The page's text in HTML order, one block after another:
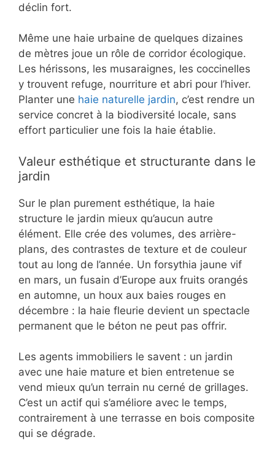
déclin fort.
Même une haie urbaine de quelques dizaines
de mètres joue un rôle de corridor écologique.
Les hérissons, les musaraignes, les coccinelles
y trouvent refuge, nourriture et abri pour l’hiver.
Planter une haie naturelle jardin, c’est rendre un
service concret à la biodiversité locale, sans
effort particulier une fois la haie établie.
Valeur esthétique et structurante dans le
jardin
Sur le plan purement esthétique, la haie
structure le jardin mieux qu’aucun autre
élément. Elle crée des volumes, des arrière-
plans, des contrastes de texture et de couleur
tout au long de l’année. Un forsythia jaune vif
en mars, un fusain d’Europe aux fruits orangés
en automne, un houx aux baies rouges en
décembre : la haie fleurie devient un spectacle
permanent que le béton ne peut pas offrir.
Les agents immobiliers le savent : un jardin
avec une haie mature et bien entretenue se
vend mieux qu’un terrain nu cerné de grillages.
C’est un actif qui s’améliore avec le temps,
contrairement à une terrasse en bois composite
qui se dégrade.